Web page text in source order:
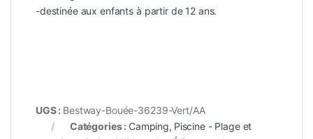
-destinée aux enfants à partir de 12 ans.
UGS : Bestway-Bouée-36239-Vert/AA
Catégories : Camping, Piscine - Plage et